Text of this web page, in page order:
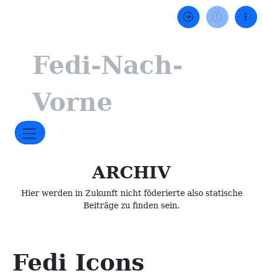
Fedi-Nach-
Vorne
ARCHIV
Hier werden in Zukunft nicht föderierte also statische
Beiträge zu finden sein.
Fedi Icons